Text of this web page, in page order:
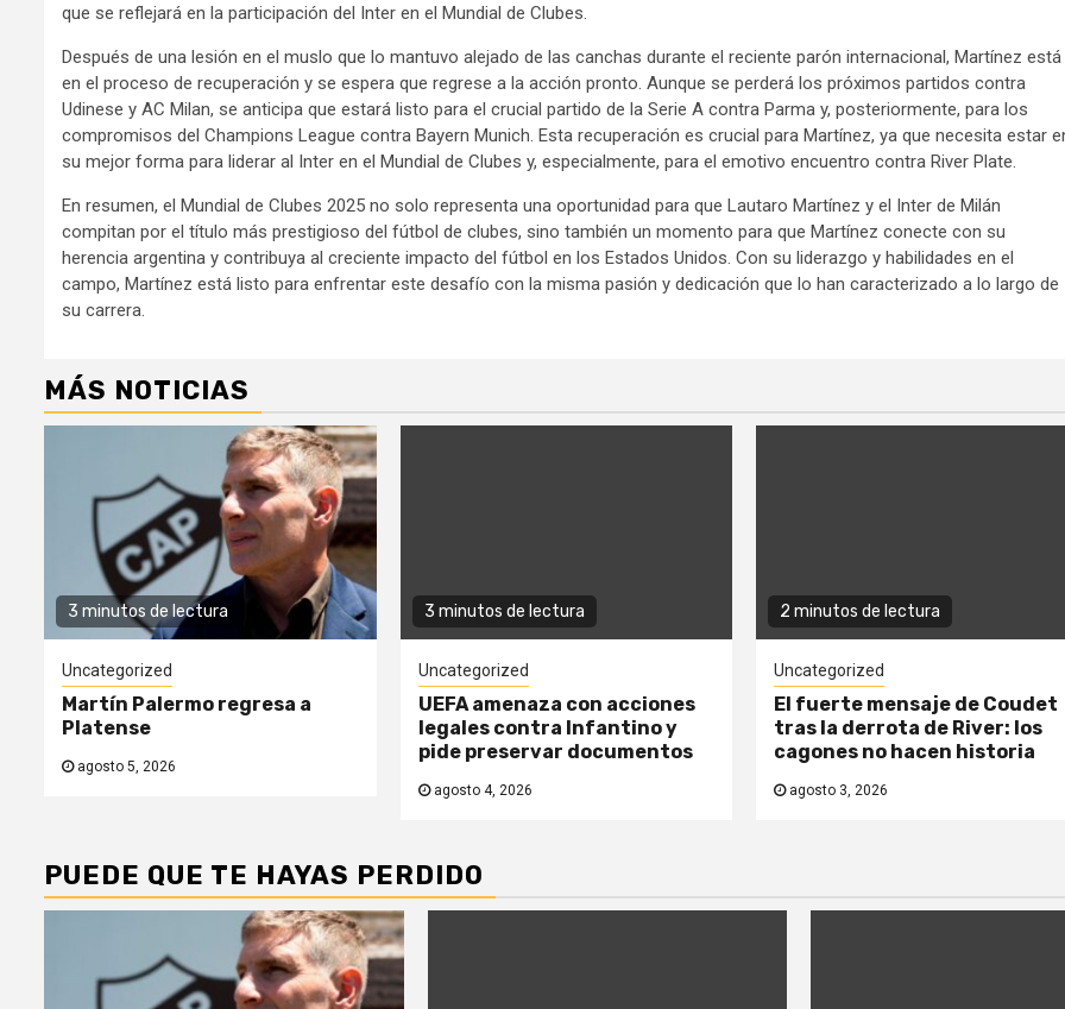
que se reflejará en la participación del Inter en el Mundial de Clubes.
Después de una lesión en el muslo que lo mantuvo alejado de las canchas durante el reciente parón internacional, Martínez está
en el proceso de recuperación y se espera que regrese a la acción pronto. Aunque se perderá los próximos partidos contra
Udinese y AC Milan, se anticipa que estará listo para el crucial partido de la Serie A contra Parma y, posteriormente, para los
compromisos del Champions League contra Bayern Munich. Esta recuperación es crucial para Martínez, ya que necesita estar
su mejor forma para liderar al Inter en el Mundial de Clubes y, especialmente, para el emotivo encuentro contra River Plate.
En resumen, el Mundial de Clubes 2025 no solo representa una oportunidad para que Lautaro Martínez y el Inter de Milán
compitan por el título más prestigioso del fútbol de clubes, sino también un momento para que Martínez conecte con su
herencia argentina y contribuya al creciente impacto del fútbol en los Estados Unidos. Con su liderazgo y habilidades en el
campo, Martínez está listo para enfrentar este desafío con la misma pasión y dedicación que lo han caracterizado a lo largo de
su carrera.
MÁS NOTICIAS
3 minutos de lectura
Uncategorized
Martín Palermo regresa a
Platense
agosto 5, 2026
3 minutos de lectura
Uncategorized
UEFA amenaza con acciones
legales contra Infantino y
pide preservar documentos
agosto 4, 2026
2 minutos de lectura
Uncategorized
El fuerte mensaje de Coudet
tras la derrota de River: los
cagones no hacen historia
agosto 3, 2026
PUEDE QUE TE HAYAS PERDIDO